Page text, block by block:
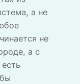
а не
не
а с